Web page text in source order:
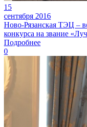
15
сентября 2016
Ново-Рязанская ТЭЦ –
конкурса на звание
Подробнее
0